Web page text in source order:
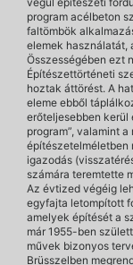
program acélbeton
faltömbök
elemek használatát,
Összességében ezt
Építészettörténeti
hoztak áttörést. A
eleme ebből
erőteljesebben kerül
program”, valamint
építészetelméletben
igazodás
számára teremtette
Az évtized végéig
egyfajta letompított
amelyek építését a
már 1955-ben
művek bizonyos
Brüsszelben